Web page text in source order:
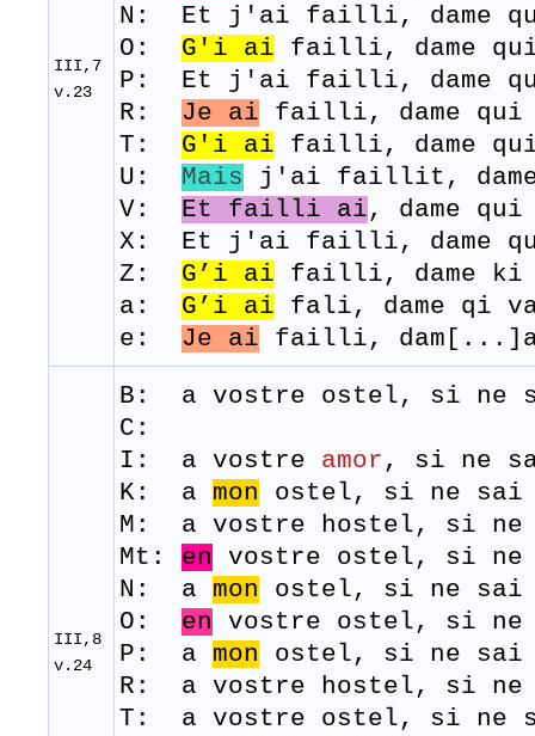
III,7
v.23
N: Et j'ai failli, dame
O: G'i ai failli, dame
P: Et j'ai failli, dame
R: Je ai failli, dame
T: G'i ai failli,
dame
U: Mais j'ai faillit,
V: Et failli ai, dame
X: Et j'ai failli, dame
Z: G’i ai failli, dame ki
a: G’i ai fali, dame qi
e: Je ai failli,
III,8
v.24
B: a vostre ostel, si ne
C:
I: a vostre amor , si ne
K: a mon ostel, si ne sai
M: a vostre hostel, si
Mt: en vostre ostel, si
N: a mon ostel, si ne sai
O: en vostre ostel, si
P: a mon ostel, si ne sai
R: ​ a vostre hostel, si
T: a vostre ostel, si ne